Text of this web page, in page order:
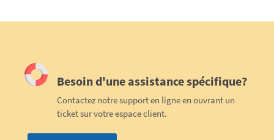
Besoin d'une assistance spécifique?
Contactez notre support en ligne en ouvrant un
ticket sur votre espace client.